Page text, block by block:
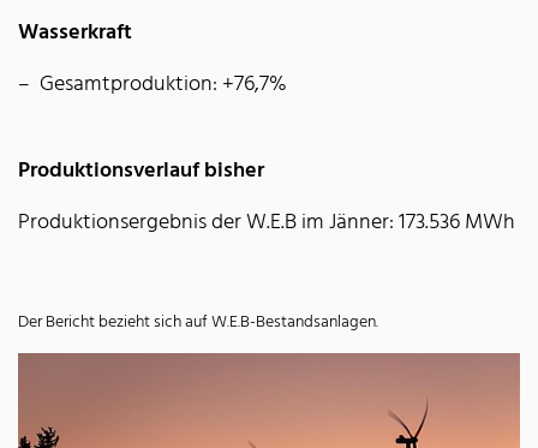
Wasserkraft
Gesamtproduktion: +76,7%
Produktionsverlauf bisher
Produktionsergebnis der W.E.B im Jänner: 173.536 MWh
Der Bericht bezieht sich auf W.E.B-Bestandsanlagen.